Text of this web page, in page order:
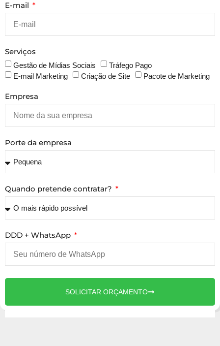
E-mail
Serviços
Gestão de Mídias Sociais
Tráfego Pago
E-mail Marketing
Criação de Site Pacote de Marketing
Empresa
Porte da empresa
Quando pretende contratar?
DDD + WhatsApp
SOLICITAR ORÇAMENTO